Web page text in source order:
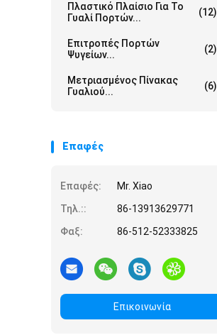
Πλαστικό Πλαίσιο Για Το
Γυαλί Πορτών...
(12)
Επιτροπές Πορτών
Ψυγείων...
(2)
Μετριασμένος Πίνακας
Γυαλιού...
(6)
Επαφές
Επαφές:
Mr. Xiao
Τηλ.::
86-13913629771
Φαξ:
86-512-52333825
Επικοινωνία